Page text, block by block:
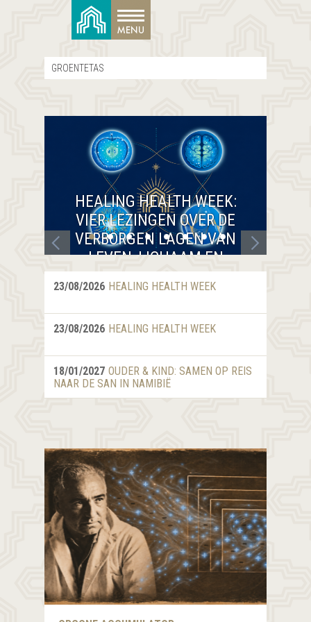
GROENTETAS
HEALING HEALTH WEEK:
VIER LEZINGEN OVER DE
VERBORGEN LAGEN VAN
LEVEN, LICHAAM EN
BEWUSTZIJN
LEES MEER >
23/08/2026 HEALING HEALTH WEEK
23/08/2026 HEALING HEALTH WEEK
18/01/2027 OUDER & KIND: SAMEN OP REIS
NAAR DE SAN IN NAMIBIË